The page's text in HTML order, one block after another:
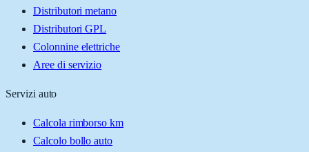
Distributori metano
Distributori GPL
Colonnine elettriche
Aree di servizio
Servizi auto
Calcola rimborso km
Calcolo bollo auto